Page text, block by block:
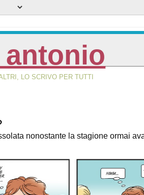
LO SCRIVO PER TUTTI
nonostante la stagione ormai